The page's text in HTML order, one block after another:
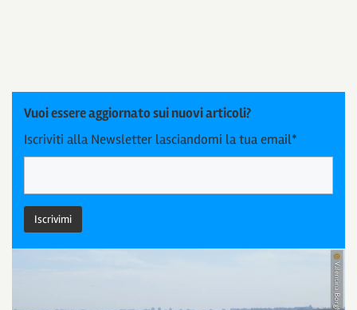
Vuoi essere aggiornato sui nuovi articoli?
Iscriviti alla Newsletter lasciandomi la tua email*